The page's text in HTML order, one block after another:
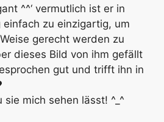
^^‘ vermutlich ist er in
einfach zu einzigartig, um
gerecht werden zu
dieses Bild von ihm gefällt
gut und trifft ihn in
sie mich sehen lässt! ^_^